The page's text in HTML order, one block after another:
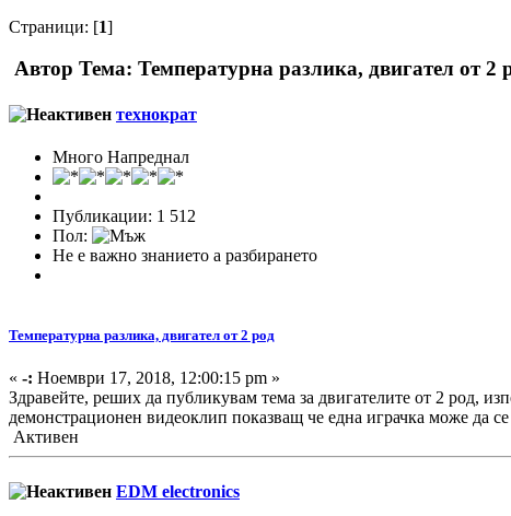
Страници: [1]
Автор Тема: Температурна разлика, двигател от 2
технократ
Много Напреднал
Публикации: 1 512
Пол:
Не е важно знанието а разбирането
Температурна разлика, двигател от 2 род
« -: Ноември 17, 2018, 12:00:15 pm »
Здравейте, реших да публикувам тема за двигателите от 2 род,
демонстрационен видеоклип показващ че една играчка може да
Активен
EDM electronics